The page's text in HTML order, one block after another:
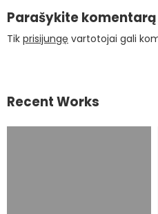
Parašykite komentarą
Tik prisijungę vartotojai gali
Recent Works